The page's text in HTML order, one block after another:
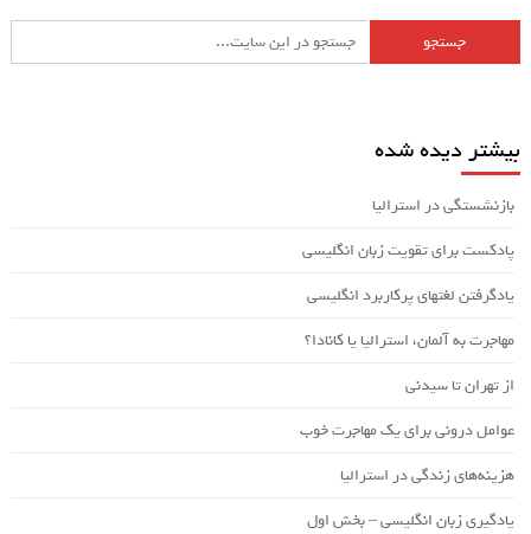
بیشتر دیده شده
بازنشستگی در استرالیا
پادکست برای تقویت زبان انگلیسی
یادگرفتن لغتهای پرکاربرد انگلیسی
مهاجرت به آلمان، استرالیا یا کانادا؟
از تهران تا سیدنی
عوامل درونی برای یک مهاجرت خوب
هزینه‌های زندگی در استرالیا
یادگیری زبان انگلیسی – بخش اول